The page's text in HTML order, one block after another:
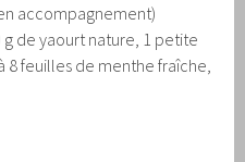
accompagnement)
g de yaourt nature, 1 petite
8 feuilles de menthe fraîche,